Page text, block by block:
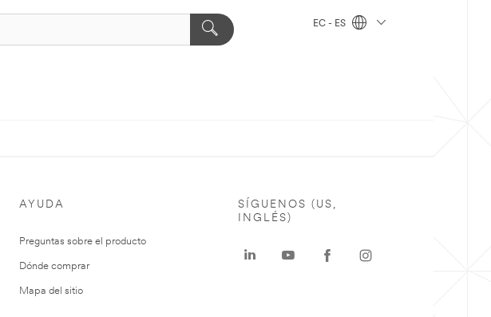
EC - ES
AYUDA
Preguntas sobre el producto
Dónde comprar
Mapa del sitio
SÍGUENOS (US,
INGLÉS)